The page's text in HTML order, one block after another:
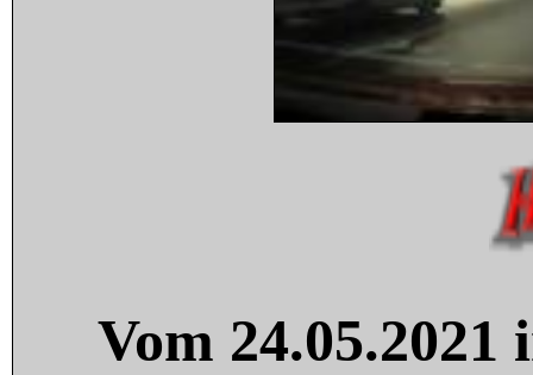
Vom